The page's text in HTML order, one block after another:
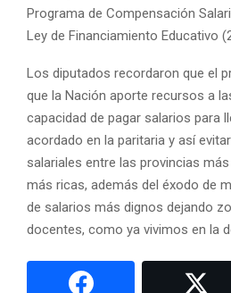
Programa de Compensación
Ley de Financiamiento Educativo
Los diputados recordaron que el
que la Nación aporte recursos a
capacidad de pagar salarios para
acordado en la paritaria y así
salariales entre las provincias
más ricas, además del éxodo de
de salarios más dignos dejando
docentes, como ya vivimos en la